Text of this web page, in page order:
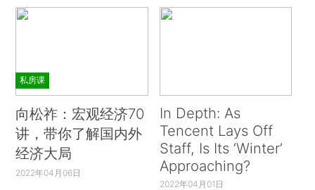
私房课
向松祚：宏观经济70
讲，带你了解国内外
经济大局
2022年04月06日
In Depth: As
Tencent Lays Off
Staff, Is Its ‘Winter’
Approaching?
2022年04月01日